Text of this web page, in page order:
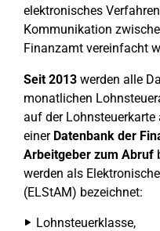
elektronisches
Kommunikation
Finanzamt vereinfacht
Seit 2013 werden alle
monatlichen
auf der Lohnsteuerkarte
einer Datenbank der
Arbeitgeber zum Abruf
werden als
(ELStAM) bezeichnet:
Lohnsteuerklasse,